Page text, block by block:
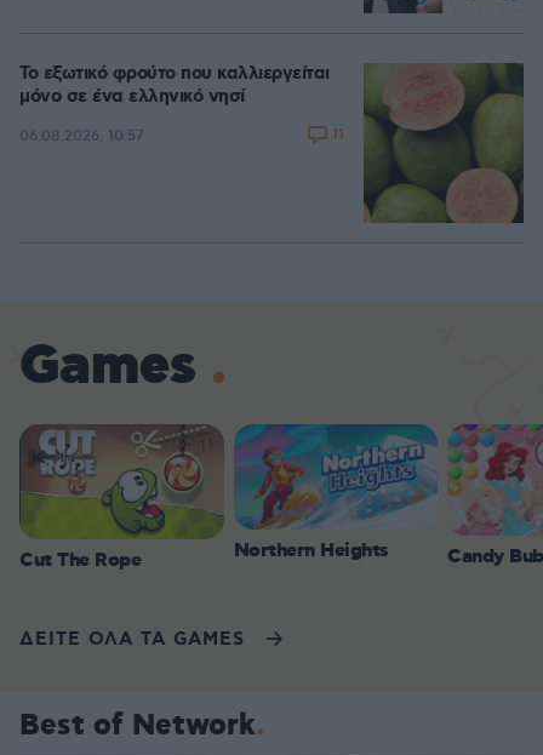
Το εξωτικό φρούτο που καλλιεργείται
μόνο σε ένα ελληνικό νησί
06.08.2026, 10:57 11
Games
Cut The Rope Northern Heights Candy
ΔΕΙΤΕ ΟΛΑ ΤΑ GAMES
Best of Network